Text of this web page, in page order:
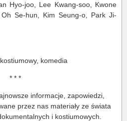
Hyo-joo, Lee Kwang-soo, Kwone
Se-hun, Kim Seung-o, Park Ji-
komedia
* * *
informacje, zapowiedzi,
przez nas materiały ze świata
i kostiumowych.